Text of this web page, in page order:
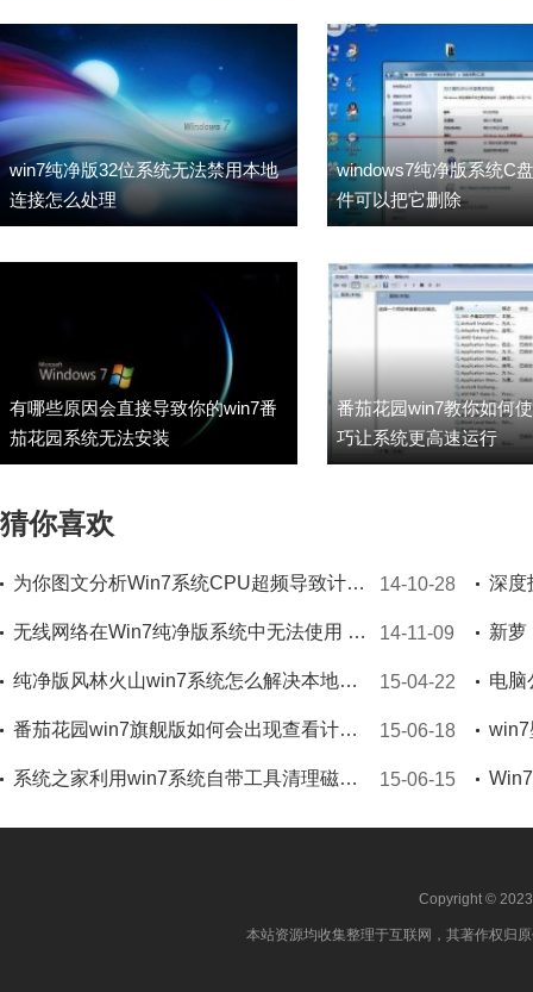
win7纯净版32位系统无法禁用本地
连接怎么处理
windows7纯净版系统C
件可以把它删除
有哪些原因会直接导致你的win7番
茄花园系统无法安装
番茄花园win7教你如何
巧让系统更高速运行
猜你喜欢
为你图文分析Win7系统CPU超频导致计算机蓝屏的原 14-10-28
无线网络在Win7纯净版系统中无法使用 解决“错误1067” 14-11-09
纯净版风林火山win7系统怎么解决本地主机无法打开的问题 15-04-22
番茄花园win7旗舰版如何会出现查看计算机属性未反应 15-06-18
系统之家利用win7系统自带工具清理磁盘碎片 15-06-15
电脑
win7
Copyright ©
本站资源均收集整理于互联网，其著作权归